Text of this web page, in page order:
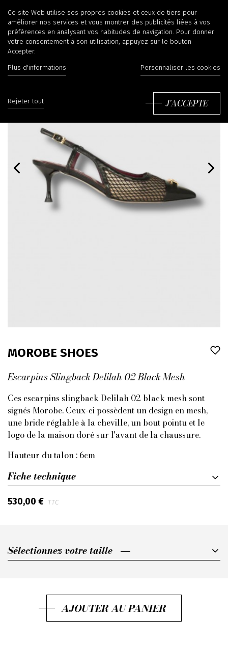
MOROBE SHOES
Escarpins Slingback Delilah 02 Black Mesh
Ces escarpins slingback Delilah 02 black mesh sont
signés Morobe. Ceux-ci possèdent un design en mesh,
une bride réglable à la cheville, un bout pointu et le
logo de la maison doré sur l'avant de la chaussure.
Hauteur du talon : 6cm
Fiche technique
530,00 € TTC
Sélectionnez votre taille
Sélectionnez votre taille
AJOUTER AU PANIER
Ce site Web utilise ses propres cookies et ceux de tiers pour
améliorer nos services et vous montrer des publicités liées à vos
préférences en analysant vos habitudes de navigation. Pour donner
votre consentement à son utilisation, appuyez sur le bouton
Accepter.
Plus d'informations Personnaliser les cookies
Rejeter tout J'ACCEPTE